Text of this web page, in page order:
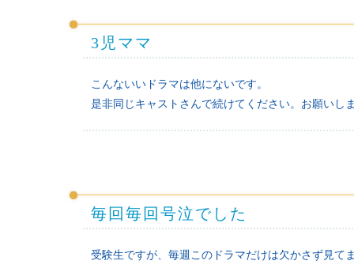
3児ママ
こんないいドラマは他にないです。
是非同じキャストさんで続けてください。お願いし
毎回毎回号泣でした
受験生ですが、毎週このドラマだけは欠かさず見て